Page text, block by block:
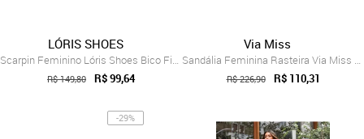
LÓRIS SHOES
Scarpin Feminino Lóris Shoes Bico Fino c...
R$ 149,80 R$ 99,64
Via Miss
Sandália Feminina Rasteira Via Miss Amar...
R$ 226,90 R$ 110,31
-29%